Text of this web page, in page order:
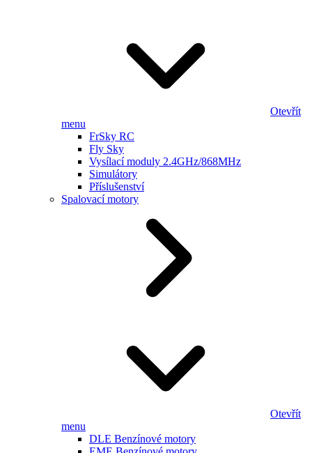
Otevřít
menu
FrSky RC
Fly Sky
Vysílací moduly 2.4GHz/868MHz
Simulátory
Příslušenství
Spalovací motory
Otevřít
menu
DLE Benzínové motory